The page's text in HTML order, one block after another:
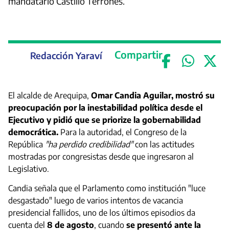
Redacción Yaraví Compartir
El alcalde de Arequipa, Omar Candia Aguilar, mostró su
preocupación por la inestabilidad política desde el
Ejecutivo y pidió que se priorize la gobernabilidad
democrática. Para la autoridad, el Congreso de la
República "ha perdido credibilidad"con las actitudes
mostradas por congresistas desde que ingresaron al
Legislativo.
Candia señala que el Parlamento como institución "luce
desgastado" luego de varios intentos de vacancia
presidencial fallidos, uno de los últimos episodios da
cuenta del 8 de agosto, cuando se presentó ante la